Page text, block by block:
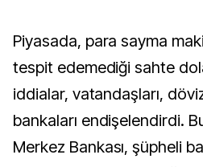
Piyasada, para sayma makineleri ve ATM'lerin
tespit edemediği sahte
iddialar, vatandaşları,
bankaları endişelendirdi.
Merkez Bankası, şüpheli